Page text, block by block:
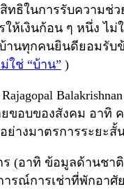
ธิในการรับความช่
เงินก้อน ๆ หนึ่ง ไม่
านทุกคนยินดียอมรับ
ใช่ “บ้าน” )
ขอบของสังคม อาทิ
างมาตรการระยะ
(อาทิ ข้อมูลด้านชา
รณ์การเช่าที่พักอา